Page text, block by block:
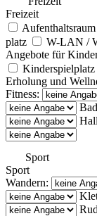
Freizeit
Aufenthaltsraum
platz
W-LAN /
Angebote für
Kinderspielplatz
Erholung und
Fitness:
Sport
Sport
Wandern: